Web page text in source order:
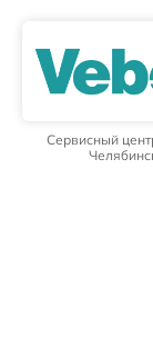
Сервисный